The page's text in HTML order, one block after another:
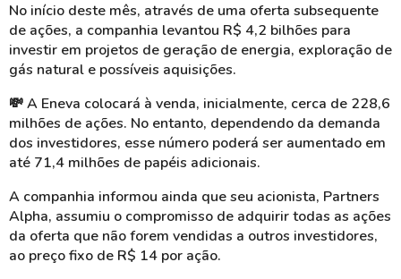
No início deste mês, através de uma oferta subsequente
de ações, a companhia levantou R$ 4,2 bilhões para
investir em projetos de geração de energia, exploração de
gás natural e possíveis aquisições.
💸 A Eneva colocará à venda, inicialmente, cerca de 228,6
milhões de ações. No entanto, dependendo da demanda
dos investidores, esse número poderá ser aumentado em
até 71,4 milhões de papéis adicionais.
A companhia informou ainda que seu acionista, Partners
Alpha, assumiu o compromisso de adquirir todas as ações
da oferta que não forem vendidas a outros investidores,
ao preço fixo de R$ 14 por ação.